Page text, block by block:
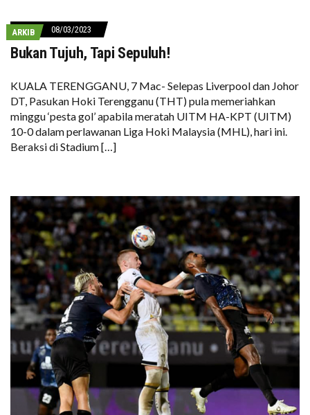
ARKIB 08/03/2023
Bukan Tujuh, Tapi Sepuluh!
KUALA TERENGGANU, 7 Mac- Selepas Liverpool dan Johor
DT, Pasukan Hoki Terengganu (THT) pula memeriahkan
minggu ‘pesta gol’ apabila meratah UITM HA-KPT (UITM)
10-0 dalam perlawanan Liga Hoki Malaysia (MHL), hari ini.
Beraksi di Stadium […]